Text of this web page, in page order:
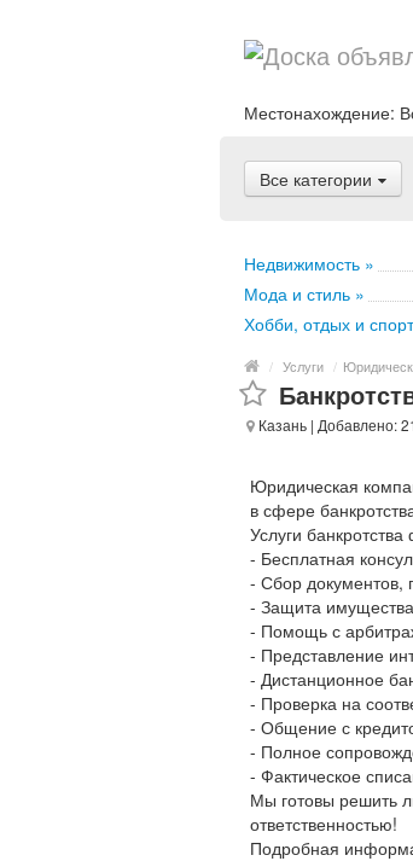
Местонахождение:
Все категории
Недвижимость »
Мода и стиль »
Хобби, отдых и
/ Услуги /
Казань | Добавлено:
Юридическая
в сфере
Услуги
- Бесплатная
- Сбор документов,
- Защита
- Помощь с
- Представление
- Дистанционное
- Проверка на
- Общение с
- Полное
- Фактическое
Мы готовы решить
ответственностью!
Подробная